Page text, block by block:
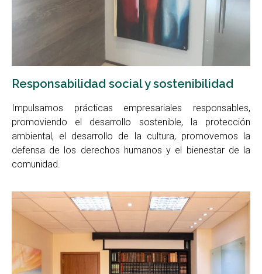
Responsabilidad social y sostenibilidad
Impulsamos prácticas empresariales responsables,
promoviendo el desarrollo sostenible, la protección
ambiental, el desarrollo de la cultura, promovemos la
defensa de los derechos humanos y el bienestar de la
comunidad.